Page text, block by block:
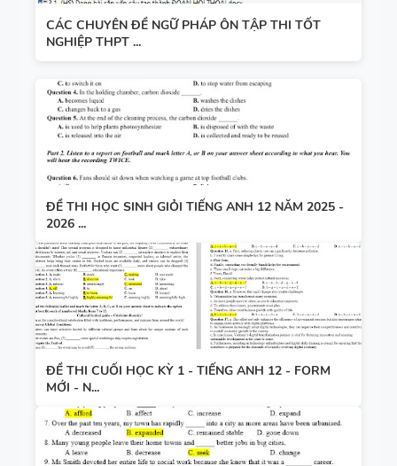
CÁC CHUYÊN ĐỀ NGỮ PHÁP ÔN TẬP THI TỐT
NGHIỆP THPT ...
ĐỀ THI HỌC SINH GIỎI TIẾNG ANH 12 NĂM 2025 -
2026 ...
ĐỀ THI CUỐI HỌC KỲ 1 - TIẾNG ANH 12 - FORM
MỚI - N...